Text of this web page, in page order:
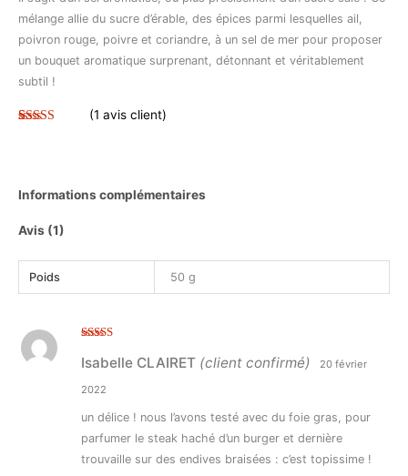
mélange allie du sucre d’érable, des épices parmi lesquelles ail,
poivron rouge, poivre et coriandre, à un sel de mer pour proposer
un bouquet aromatique surprenant, détonnant et véritablement
subtil !
(1 avis client)
Informations complémentaires
Avis (1)
Poids 50 g
Isabelle CLAIRET (client confirmé)
20 février
2022
un délice ! nous l’avons testé avec du foie gras, pour
parfumer le steak haché d’un burger et dernière
trouvaille sur des endives braisées : c’est topissime !
sur